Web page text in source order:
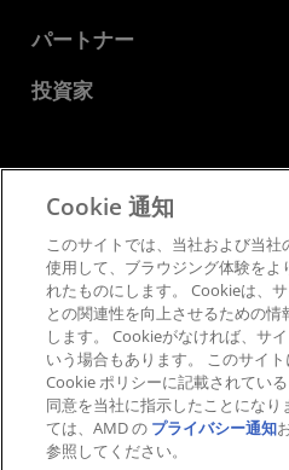
キャリア
お問い合わせ
メディア ライブラリ
デベロッパー セントラル
ケース スタディ
パートナー
AMD パートナー ハブ
投資家
財務情報
取締役会
SEC 提出書類
プライ
商標
サプライ チェ
公正でオー
英国税務
Cookie ポ
Cookie
Cookie 通知
このサイトでは、当社および当社
使用して、ブラウジング体験をよ
れたものにします。 Cookieは、
との関連性を向上させるための
します。 Cookieがなければ、サ
いう場合もあります。 このサイト
Cookie ポリシーに記載されてい
同意を当社に指示したことにな
ては、AMD の プライバシー通知
参照してください。